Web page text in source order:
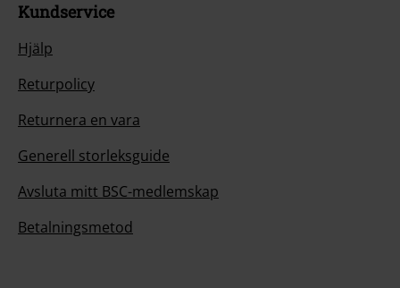
Kundservice
Hjälp
Returpolicy
Returnera en vara
Generell storleksguide
Avsluta mitt BSC-medlemskap
Betalningsmetod